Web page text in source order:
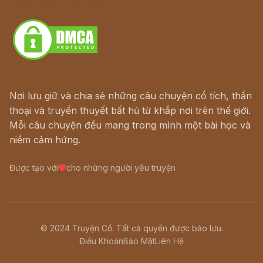
Nơi lưu giữ và chia sẻ những câu chuyện cổ tích, thần
thoại và truyền thuyết bất hủ từ khắp nơi trên thế giới.
Mỗi câu chuyện đều mang trong mình một bài học và
niềm cảm hứng.
Được tạo với cho những người yêu truyện
© 2024 Truyện Cổ. Tất cả quyền được bảo lưu.
Điều KhoảnBảo MậtLiên Hệ